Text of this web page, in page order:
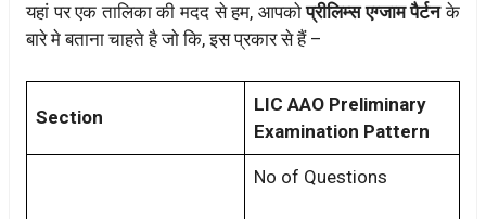
यहां पर एक तालिका की मदद से हम, आपकोप्रीलिम्स एग्जाम पैर्टनके
बारे मे बताना चाहते है जो कि, इस प्रकार से हैं –
Section
LIC AAO Preliminary
Examination Pattern
No of Questions